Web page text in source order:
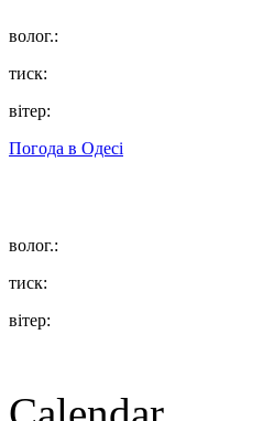
волог.:
тиск:
вітер:
Погода в Одесі
волог.:
тиск:
вітер: